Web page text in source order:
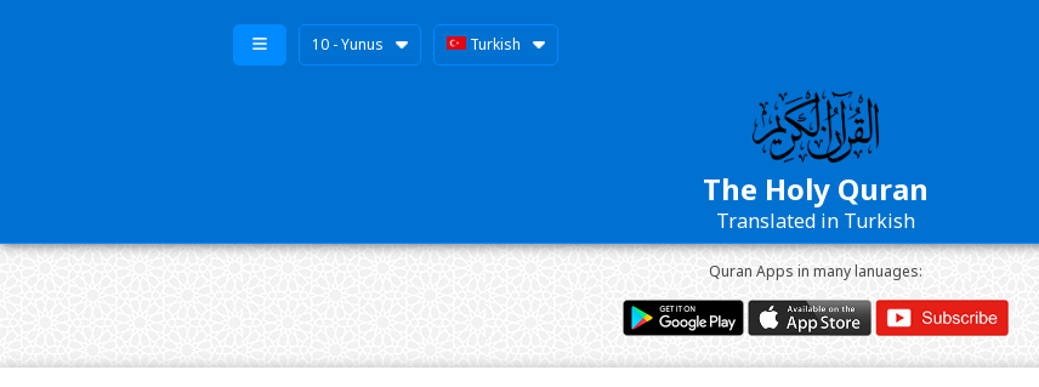
10 - Yunus Turkish
The Holy Quran
Translated in Turkish
Quran Apps in many lanuages: